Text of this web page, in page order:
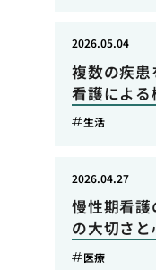
複数の疾
看護によ
2026.05.04
生活
慢性期看
の大切さ
2026.04.27
医療